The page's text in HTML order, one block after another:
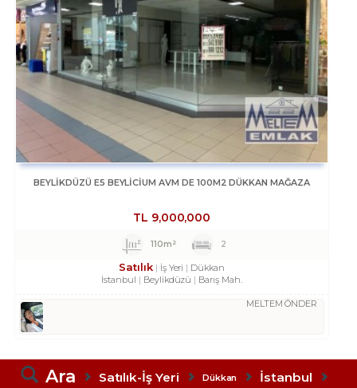
BEYLİKDÜZÜ E5 BEYLİCİUM AVM DE 100M2 DÜKKAN MAĞAZA
TL 9,000,000
110m² 2
Satılık İş Yeri
Dükkan
İstanbul
Beylikdüzü Barış Mah.
MELTEM ÖNDER
Ara Satılık-İş Yeri Dükkan İstanbul